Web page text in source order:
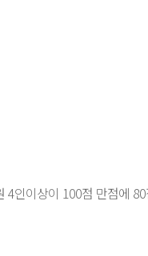
인이상이 100점 만점에